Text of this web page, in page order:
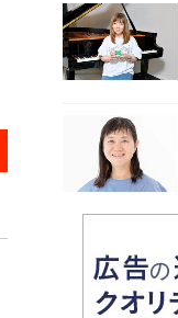
た“人を育
す
Book
「『火垂る
続けた“自
い」監督
戦争の記憶
美輪明宏
るための人
メントベス
「宇宙兄
開発への関
版には「
Book Bang